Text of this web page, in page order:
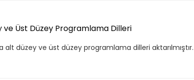
ve Üst Düzey Programlama Dilleri
alt düzey ve üst düzey programlama dilleri aktarılmıştır.